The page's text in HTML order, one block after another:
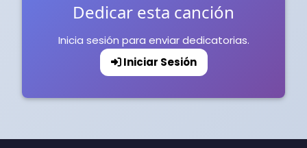
Dedicar esta canción
Inicia sesión para enviar dedicatorias.
Iniciar Sesión